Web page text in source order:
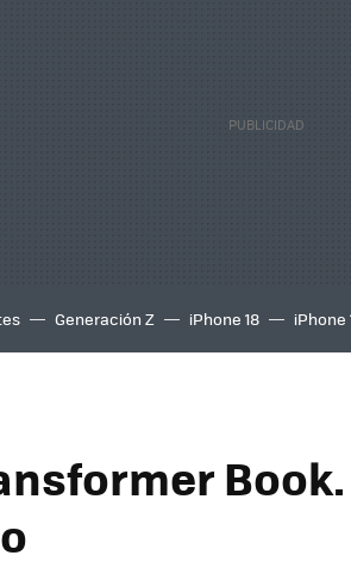
Generación Z iPhone 18 iPhone